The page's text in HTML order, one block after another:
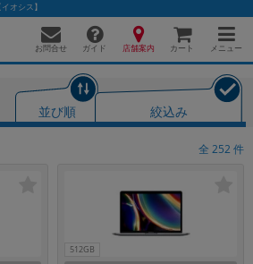
オシス】
お問合せ ガイド 店舗案内 カート メニュー
並び順 絞込み
全 252 件
512GB
コン検索に切り替える